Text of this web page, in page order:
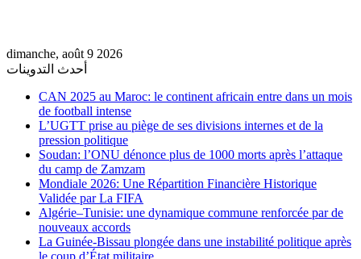
dimanche, août 9 2026
أحدث التدوينات
CAN 2025 au Maroc: le continent africain entre dans un mois
de football intense
L’UGTT prise au piège de ses divisions internes et de la
pression politique
Soudan: l’ONU dénonce plus de 1000 morts après l’attaque
du camp de Zamzam
Mondiale 2026: Une Répartition Financière Historique
Validée par La FIFA
Algérie–Tunisie: une dynamique commune renforcée par de
nouveaux accords
La Guinée-Bissau plongée dans une instabilité politique après
le coup d’État militaire